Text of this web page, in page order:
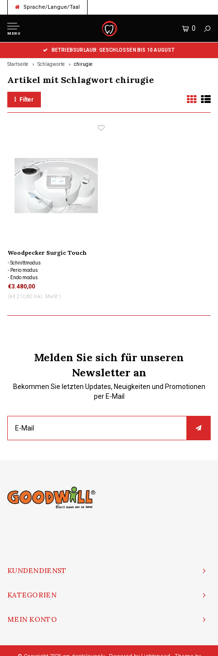
Sprache/Langue/Taal
MENU
0
BETRIEBSURLAUB: GESCHLOSSEN BIS 10 AUGUST
Startseite Schlagworte chirugie
Artikel mit Schlagwort chirugie
Filter
Woodpecker Surgic Touch
- Schnittmodus
- Perio modus
- Endo modus
- Selbstreinigungsmodus
€3.480,00
(€4.210,80 Inkl. MwSt.)
Melden Sie sich für unseren
Newsletter an
Bekommen Sie letzten Updates, Neuigkeiten und Promotionen
per E-Mail
KUNDENDIENST
KATEGORIEN
MEIN KONTO